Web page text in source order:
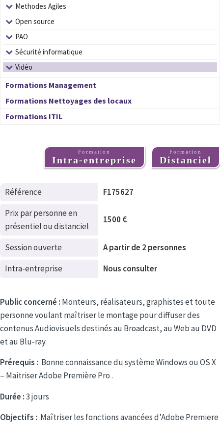
Methodes Agiles
Open source
PAO
Sécurité informatique
Vidéo
Formations Management
Formations Nettoyages des locaux
Formations ITIL
Formation
Intra-entreprise
Formation
Distanciel
Référence
F175627
Prix par personne en
présentiel ou distanciel
1500 €
Session ouverte
A partir de 2 personnes
Intra-entreprise
Nous consulter
Public concerné : Monteurs, réalisateurs, graphistes et toute
personne voulant maîtriser le montage pour diffuser des
contenus Audiovisuels destinés au Broadcast, au Web au DVD
et au Blu-ray.
Prérequis : Bonne connaissance du système Windows ou OS X
– Maitriser Adobe Première Pro .
Durée :3 jours
Objectifs : Maîtriser les fonctions avancées d’Adobe Premiere